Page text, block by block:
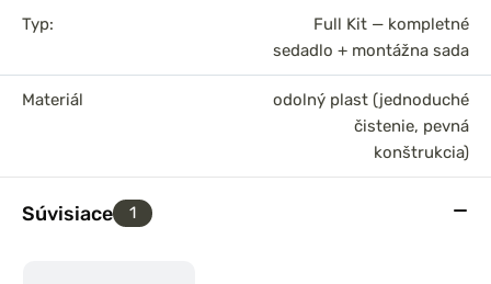
Typ:
Full Kit — kompletné
sedadlo + montážna sada
Materiál
odolný plast (jednoduché
čistenie, pevná
konštrukcia)
Súvisiace 1